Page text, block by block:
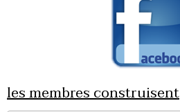
les membres construisent